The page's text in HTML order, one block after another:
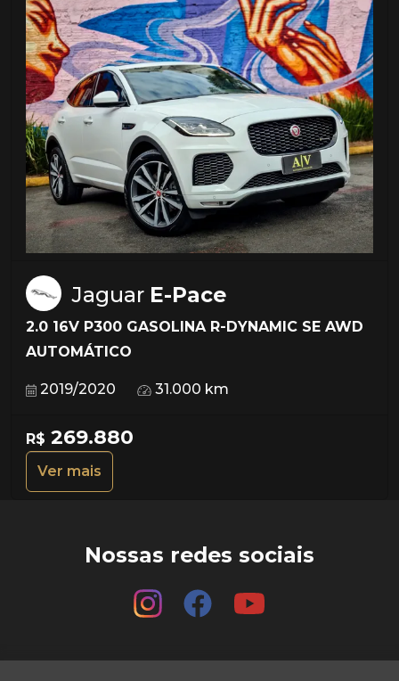
Jaguar E-Pace
2.0 16V P300 GASOLINA R-DYNAMIC SE AWD
AUTOMÁTICO
2019/2020 31.000 km
R$ 269.880
Ver mais
Nossas redes sociais